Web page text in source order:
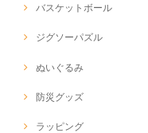
バスケットボール
ジグソーパズル
ぬいぐるみ
防災グッズ
ラッピング